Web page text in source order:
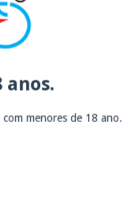
anos.
menores de 18 ano.